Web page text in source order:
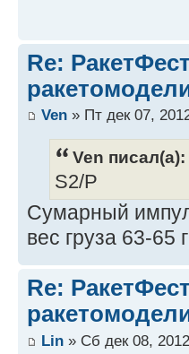
Re:
Ven » Пт дек 07,
Ven писал(а):
S2/P
Cумарный
вес груза 63-65
Re:
Lin » Сб дек 08,